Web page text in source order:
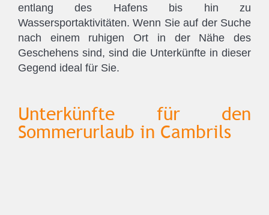
entlang des Hafens bis hin zu
Wassersportaktivitäten. Wenn Sie auf der Suche
nach einem ruhigen Ort in der Nähe des
Geschehens sind, sind die Unterkünfte in dieser
Gegend ideal für Sie.
Unterkünfte für den
Sommerurlaub in Cambrils